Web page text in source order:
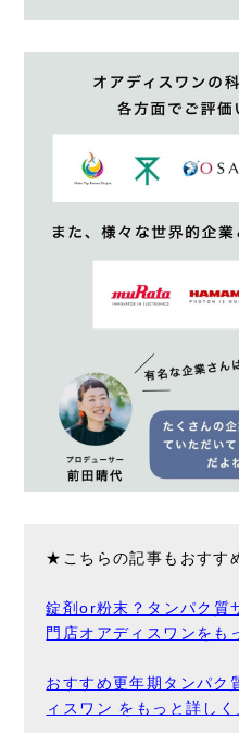
★こちらの記事もおすす
錠剤or粉末？タンパク質
門店オアディスワンをも
おすすめ更年期タンパク
ィスワン をもっと詳しく